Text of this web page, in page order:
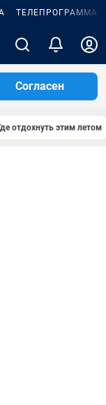
ТЕЛЕПРОГРАММА
Согласен
отдохнуть этим летом